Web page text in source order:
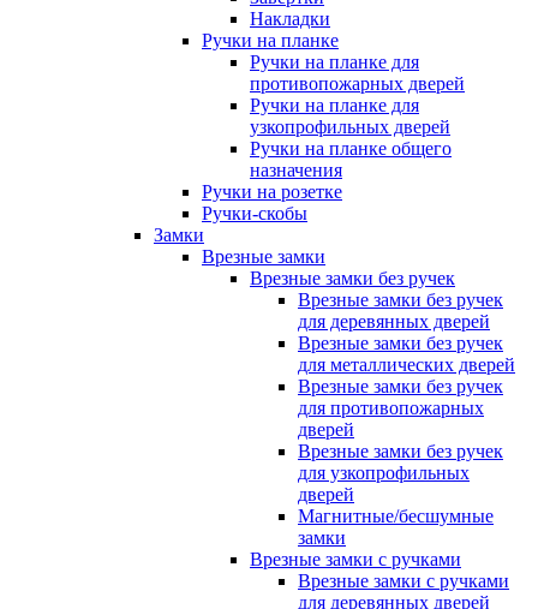
Накладки
Ручки на планке
Ручки на планке для
противопожарных дверей
Ручки на планке для
узкопрофильных дверей
Ручки на планке общего
назначения
Ручки на розетке
Ручки-скобы
Замки
Врезные замки
Врезные замки без ручек
Врезные замки без ручек
для деревянных дверей
Врезные замки без ручек
для металлических дверей
Врезные замки без ручек
для противопожарных
дверей
Врезные замки без ручек
для узкопрофильных
дверей
Магнитные/бесшумные
замки
Врезные замки с ручками
Врезные замки с ручками
для деревянных дверей